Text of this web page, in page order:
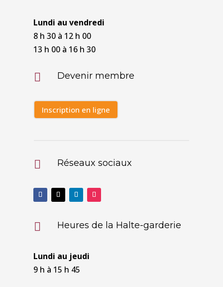
Lundi au vendredi
8 h 30 à 12 h 00
13 h 00 à 16 h 30
 Devenir membre
Inscription en ligne
 Réseaux sociaux
 Heures de la Halte-garderie
Lundi au jeudi
9 h à 15 h 45